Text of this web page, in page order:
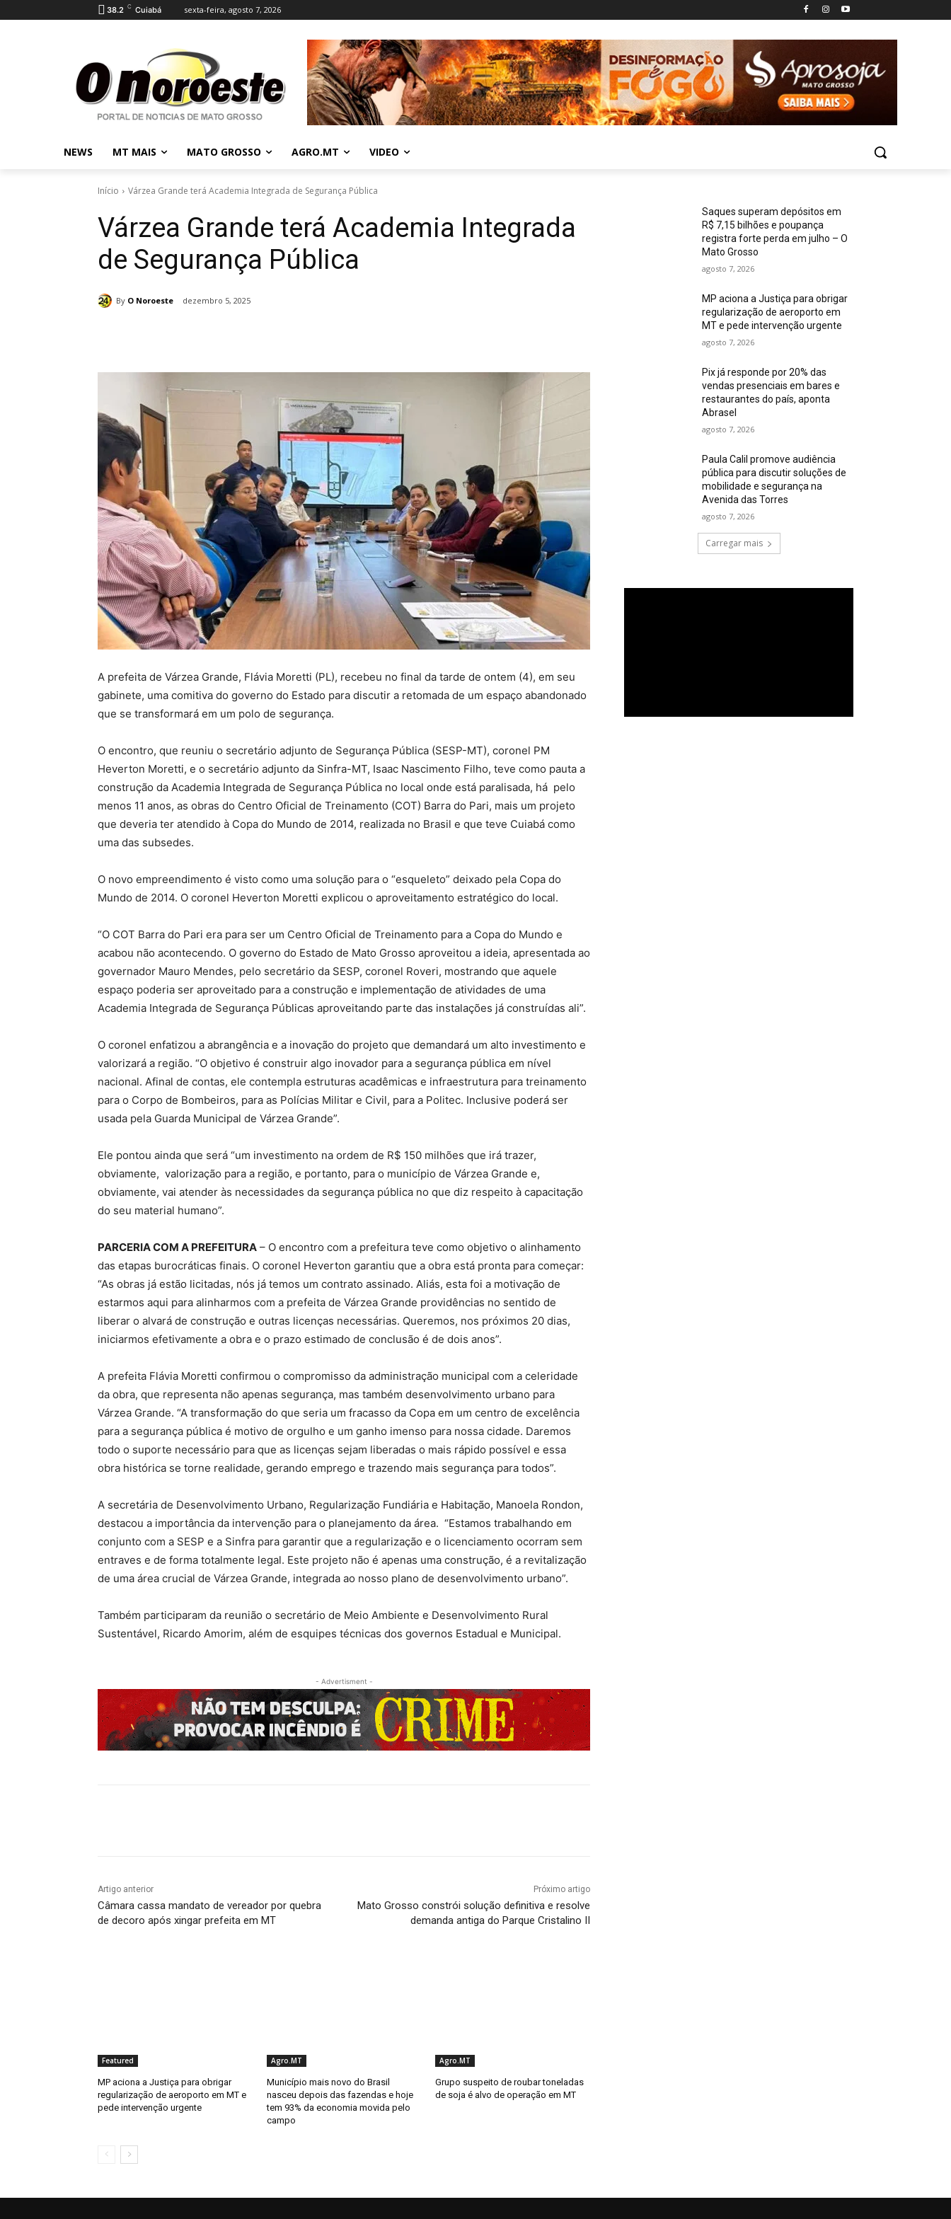
38.2 C Cuiabá sexta-feira, agosto 7, 2026
NEWS MT MAIS MATO GROSSO AGRO.MT VIDEO
Início Várzea Grande terá Academia Integrada de Segurança Pública
Várzea Grande terá Academia Integrada
de Segurança Pública
By O Noroeste dezembro 5, 2025
A prefeita de Várzea Grande, Flávia Moretti (PL), recebeu no final da tarde de ontem (4), em seu
gabinete, uma comitiva do governo do Estado para discutir a retomada de um espaço abandonado
que se transformará em um polo de segurança.
O encontro, que reuniu o secretário adjunto de Segurança Pública (SESP-MT), coronel PM
Heverton Moretti, e o secretário adjunto da Sinfra-MT, Isaac Nascimento Filho, teve como pauta a
construção da Academia Integrada de Segurança Pública no local onde está paralisada, há pelo
menos 11 anos, as obras do Centro Oficial de Treinamento (COT) Barra do Pari, mais um projeto
que deveria ter atendido à Copa do Mundo de 2014, realizada no Brasil e que teve Cuiabá como
uma das subsedes.
O novo empreendimento é visto como uma solução para o “esqueleto” deixado pela Copa do
Mundo de 2014. O coronel Heverton Moretti explicou o aproveitamento estratégico do local.
“O COT Barra do Pari era para ser um Centro Oficial de Treinamento para a Copa do Mundo e
acabou não acontecendo. O governo do Estado de Mato Grosso aproveitou a ideia, apresentada ao
governador Mauro Mendes, pelo secretário da SESP, coronel Roveri, mostrando que aquele
espaço poderia ser aproveitado para a construção e implementação de atividades de uma
Academia Integrada de Segurança Públicas aproveitando parte das instalações já construídas ali”.
O coronel enfatizou a abrangência e a inovação do projeto que demandará um alto investimento e
valorizará a região. “O objetivo é construir algo inovador para a segurança pública em nível
nacional. Afinal de contas, ele contempla estruturas acadêmicas e infraestrutura para treinamento
para o Corpo de Bombeiros, para as Polícias Militar e Civil, para a Politec. Inclusive poderá ser
usada pela Guarda Municipal de Várzea Grande”.
Ele pontou ainda que será “um investimento na ordem de R$ 150 milhões que irá trazer,
obviamente, valorização para a região, e portanto, para o município de Várzea Grande e,
obviamente, vai atender às necessidades da segurança pública no que diz respeito à capacitação
do seu material humano”.
PARCERIA COM A PREFEITURA – O encontro com a prefeitura teve como objetivo o alinhamento
das etapas burocráticas finais. O coronel Heverton garantiu que a obra está pronta para começar:
“As obras já estão licitadas, nós já temos um contrato assinado. Aliás, esta foi a motivação de
estarmos aqui para alinharmos com a prefeita de Várzea Grande providências no sentido de
liberar o alvará de construção e outras licenças necessárias. Queremos, nos próximos 20 dias,
iniciarmos efetivamente a obra e o prazo estimado de conclusão é de dois anos”.
A prefeita Flávia Moretti confirmou o compromisso da administração municipal com a celeridade
da obra, que representa não apenas segurança, mas também desenvolvimento urbano para
Várzea Grande. “A transformação do que seria um fracasso da Copa em um centro de excelência
para a segurança pública é motivo de orgulho e um ganho imenso para nossa cidade. Daremos
todo o suporte necessário para que as licenças sejam liberadas o mais rápido possível e essa
obra histórica se torne realidade, gerando emprego e trazendo mais segurança para todos”.
A secretária de Desenvolvimento Urbano, Regularização Fundiária e Habitação, Manoela Rondon,
destacou a importância da intervenção para o planejamento da área. “Estamos trabalhando em
conjunto com a SESP e a Sinfra para garantir que a regularização e o licenciamento ocorram sem
entraves e de forma totalmente legal. Este projeto não é apenas uma construção, é a revitalização
de uma área crucial de Várzea Grande, integrada ao nosso plano de desenvolvimento urbano”.
Também participaram da reunião o secretário de Meio Ambiente e Desenvolvimento Rural
Sustentável, Ricardo Amorim, além de esquipes técnicas dos governos Estadual e Municipal.
- Advertisment -
Artigo anterior
Câmara cassa mandato de vereador por quebra
de decoro após xingar prefeita em MT
Próximo artigo
Mato Grosso constrói solução definitiva e resolve
demanda antiga do Parque Cristalino II
Featured
MP aciona a Justiça para obrigar
regularização de aeroporto em MT e
pede intervenção urgente
Agro.MT
Município mais novo do Brasil
nasceu depois das fazendas e hoje
tem 93% da economia movida pelo
campo
Agro.MT
Grupo suspeito de roubar toneladas
de soja é alvo de operação em MT
Saques superam depósitos em
R$ 7,15 bilhões e poupança
registra forte perda em julho – O
Mato Grosso
agosto 7, 2026
MP aciona a Justiça para obrigar
regularização de aeroporto em
MT e pede intervenção urgente
agosto 7, 2026
Pix já responde por 20% das
vendas presenciais em bares e
restaurantes do país, aponta
Abrasel
agosto 7, 2026
Paula Calil promove audiência
pública para discutir soluções de
mobilidade e segurança na
Avenida das Torres
agosto 7, 2026
Carregar mais